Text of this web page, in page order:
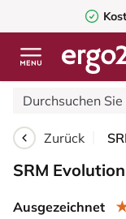
Zurück
SRM
Ausgezeichnet